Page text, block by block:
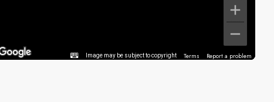
Image may be subject to copyright Terms Report a problem